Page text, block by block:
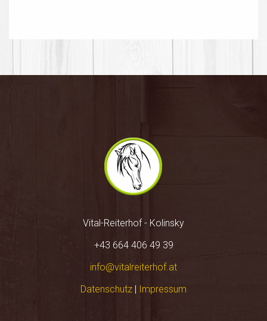
Vital-Reiterhof - Kolinsky
+43 664 406 49 39
info@vitalreiterhof.at
Datenschutz | Impressum